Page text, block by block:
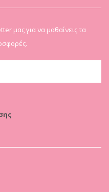
μας για να μαθαίνεις τα